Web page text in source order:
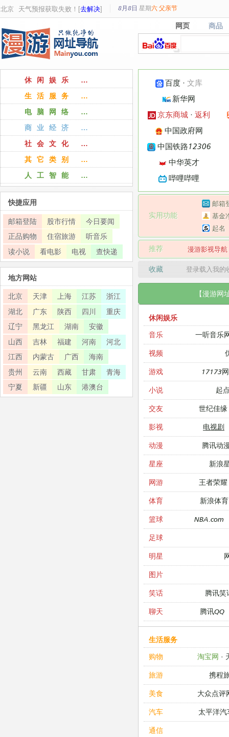
北京 天气预报获取失败！[去解决] 8月8日 星期六 父亲节
网页
网页 商品
商品
百度 ·文库
新华网
京东商城 ·返利
中国政府网
中国铁路12306
中华英才
哔哩哔哩
实用功能
邮箱
基金
起名
推荐 漫游影视导航
收藏 登录载入我
【漫游网
休闲娱乐
音乐
一听音乐
视频
游戏 17173
小说 起
交友 世纪佳缘
影视 电视剧
动漫 腾讯动
星座 新浪
网游 王者荣耀
体育 新浪体育
篮球 NBA.com
足球
明星
图片
笑话 腾讯笑
聊天 腾讯QQ
生活服务
购物
淘宝网 ·
旅游 携程
美食 大众点评
汽车 太平洋汽
通信
休闲娱乐 …
生活服务 …
电脑网络 …
商业经济 …
社会文化 …
其它类别 …
人工智能 …
快捷应用
邮箱登陆 股市行情
今日要闻
正品购物
住宿旅游
听音乐
读小说
看电影 电视 查快递
地方网站
北京 天津 上海 江苏
浙江
湖北
广东 陕西 四川
重庆
辽宁
黑龙江 湖南
安徽
山西
吉林 福建 河南
河北
江西
内蒙古 广西
海南
贵州
云南 西藏 甘肃
青海
宁夏
新疆 山东 港澳台